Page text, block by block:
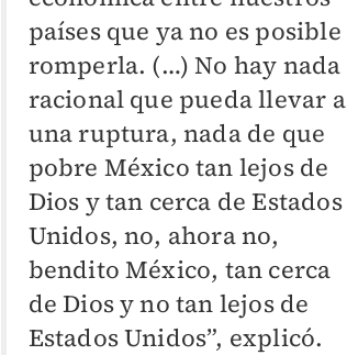
países que ya no es posible
romperla. (…) No hay nada
racional que pueda llevar a
una ruptura, nada de que
pobre México tan lejos de
Dios y tan cerca de Estados
Unidos, no, ahora no,
bendito México, tan cerca
de Dios y no tan lejos de
Estados Unidos”, explicó.